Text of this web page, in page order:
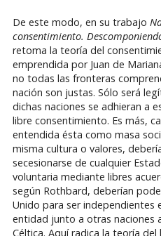
De este modo, en su trabajo
consentimiento.
retoma la teoría del
emprendida por Juan de
no todas las fronteras
nación son justas. Sólo será
dichas naciones se adhieran a
libre consentimiento. Es más,
entendida ésta como masa
misma cultura o valores,
secesionarse de cualquier
voluntaria mediante libres
según Rothbard, deberían
Unido para ser independientes
entidad junto a otras naciones
Céltica. Aquí radica la teoría